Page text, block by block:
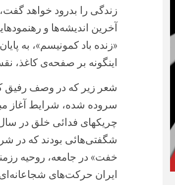
زندگی را بدرود خواهد
آخرین اندیشه‌ها و
«زنده باد کمونیسم»، به
اینگونه بر صفحه‌ی کاغذ،
شعر زیر که در وصف رفیق
سروده شده، شرایط آغاز
شگفتی‌هائی بودند که در
خفت» در جامعه، روحیه
ایران حرکت‌های